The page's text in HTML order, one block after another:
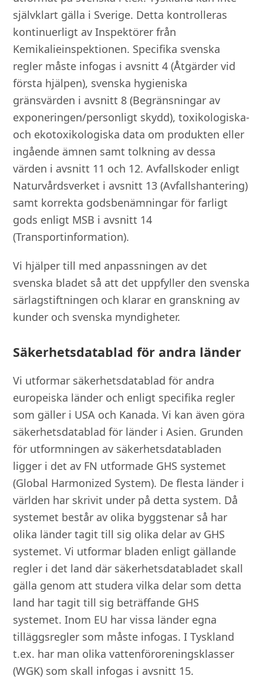
självklart gälla i Sverige. Detta kontrolleras
kontinuerligt av Inspektörer från
Kemikalieinspektionen. Specifika svenska
regler måste infogas i avsnitt 4 (Åtgärder vid
första hjälpen), svenska hygieniska
gränsvärden i avsnitt 8 (Begränsningar av
exponeringen/personligt skydd), toxikologiska-
och ekotoxikologiska data om produkten eller
ingående ämnen samt tolkning av dessa
värden i avsnitt 11 och 12. Avfallskoder enligt
Naturvårdsverket i avsnitt 13 (Avfallshantering)
samt korrekta godsbenämningar för farligt
gods enligt MSB i avsnitt 14
(Transportinformation).
Vi hjälper till med anpassningen av det
svenska bladet så att det uppfyller den svenska
särlagstiftningen och klarar en granskning av
kunder och svenska myndigheter.
Säkerhetsdatablad för andra länder
Vi utformar säkerhetsdatablad för andra
europeiska länder och enligt specifika regler
som gäller i USA och Kanada. Vi kan även göra
säkerhetsdatablad för länder i Asien. Grunden
för utformningen av säkerhetsdatabladen
ligger i det av FN utformade GHS systemet
(Global Harmonized System). De flesta länder i
världen har skrivit under på detta system. Då
systemet består av olika byggstenar så har
olika länder tagit till sig olika delar av GHS
systemet. Vi utformar bladen enligt gällande
regler i det land där säkerhetsdatabladet skall
gälla genom att studera vilka delar som detta
land har tagit till sig beträffande GHS
systemet. Inom EU har vissa länder egna
tilläggsregler som måste infogas. I Tyskland
t.ex. har man olika vattenföroreningsklasser
(WGK) som skall infogas i avsnitt 15.